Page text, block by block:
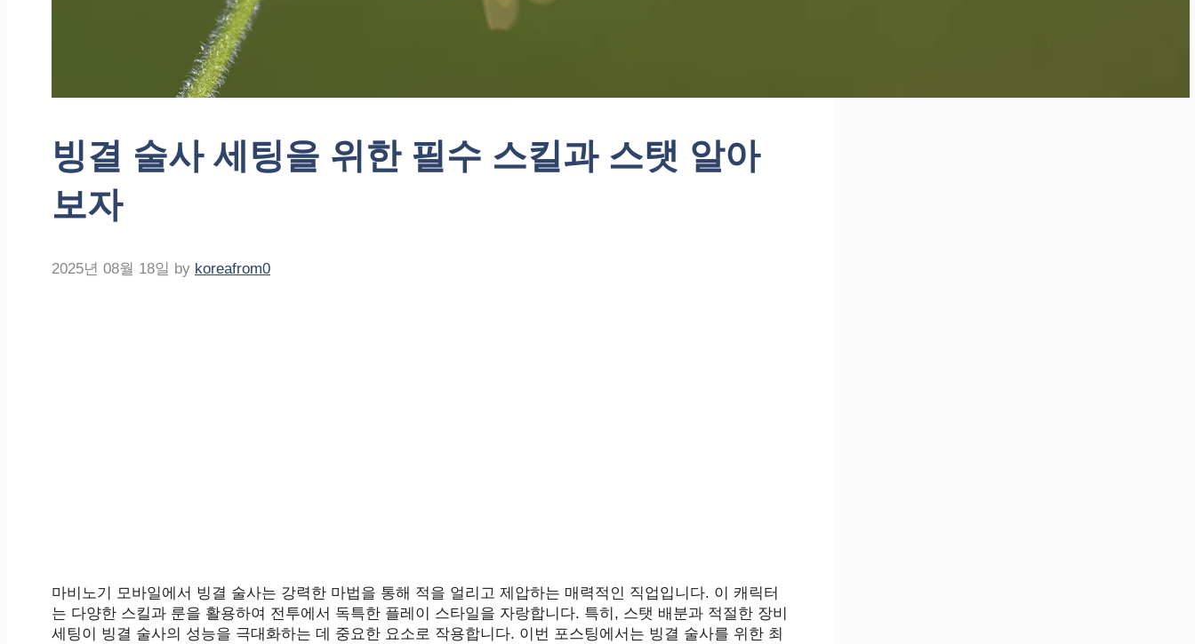
빙결 술사 세팅을 위한 필수 스킬과 스탯 알아
보자
2025년 08월 18일 by koreafrom0
마비노기 모바일에서 빙결 술사는 강력한 마법을 통해 적을 얼리고 제압하는 매력적인 직업입니다. 이 캐릭터
는 다양한 스킬과 룬을 활용하여 전투에서 독특한 플레이 스타일을 자랑합니다. 특히, 스탯 배분과 적절한 장비
세팅이 빙결 술사의 성능을 극대화하는 데 중요한 요소로 작용합니다. 이번 포스팅에서는 빙결 술사를 위한 최